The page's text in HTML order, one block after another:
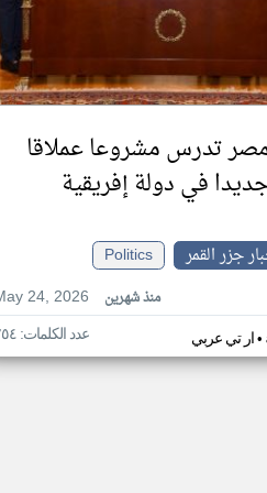
تدرس مشروعا عملاقا
في دولة إفريقية
جزر القمر
Politics
24, 2026
منذ شهرين
ار تي عربي• عدد الكلمات: ٢٥٤